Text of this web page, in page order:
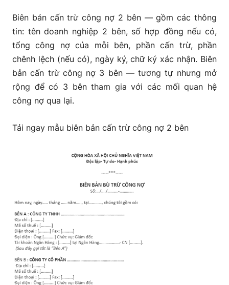
Biên bản cấn trừ công nợ 2 bên — gồm các thông
tin: tên doanh nghiệp 2 bên, số hợp đồng nếu có,
tổng công nợ của mỗi bên, phần cấn trừ, phần
chênh lệch (nếu có), ngày ký, chữ ký xác nhận. Biên
bản cấn trừ công nợ 3 bên — tương tự nhưng mở
rộng để có 3 bên tham gia với các mối quan hệ
công nợ qua lại.
Tải ngay mẫu biên bản cấn trừ công nợ 2 bên